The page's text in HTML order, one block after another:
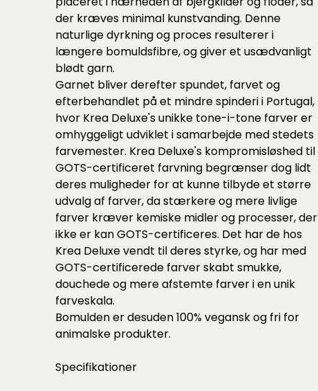
der kræves minimal kunstvanding. Denne
naturlige dyrkning og proces resulterer i
længere bomuldsfibre, og giver et usædvanligt
blødt garn.
Garnet bliver derefter spundet, farvet og
efterbehandlet på et mindre spinderi i Portugal,
hvor Krea Deluxe's unikke tone-i-tone farver er
omhyggeligt udviklet i samarbejde med stedets
farvemester. Krea Deluxe's kompromisløshed til
GOTS-certificeret farvning begrænser dog lidt
deres muligheder for at kunne tilbyde et større
udvalg af farver, da stærkere og mere livlige
farver kræver kemiske midler og processer, der
ikke er kan GOTS-certificeres. Det har de hos
Krea Deluxe vendt til deres styrke, og har med
GOTS-certificerede farver skabt smukke,
douchede og mere afstemte farver i en unik
farveskala.
Bomulden er desuden 100% vegansk og fri for
animalske produkter.
Specifikationer